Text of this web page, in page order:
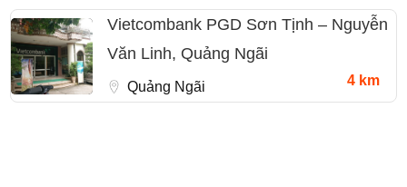
Vietcombank PGD Sơn Tịnh – Nguyễn
Văn Linh, Quảng Ngãi
Quảng Ngãi 4 km